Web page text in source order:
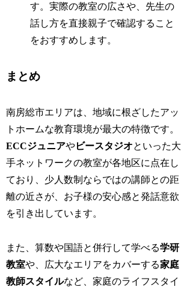
す。実際の教室の広さや、先生の
話し方を直接親子で確認すること
をおすすめします。
まとめ
南房総市エリアは、地域に根ざしたアッ
トホームな教育環境が最大の特徴です。
ECCジュニアやビースタジオといった大
手ネットワークの教室が各地区に点在し
ており、少人数制ならではの講師との距
離の近さが、お子様の安心感と発話意欲
を引き出しています。
また、算数や国語と併行して学べる学研
教室や、広大なエリアをカバーする家庭
教師スタイルなど、家庭のライフスタイ